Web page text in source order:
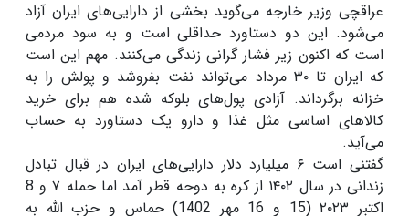
عراقچی وزیر خارجه می‌گوید بخشی از دارایی‌های ایران آزاد
می‌شود. این دو دستاورد حداقلی است و به سود مردمی
است که اکنون زیر فشار گرانی زندگی می‌کنند. مهم این است
که ایران تا ۳۰ مرداد می‌تواند نفت بفروشد و پولش را به
خزانه برگرداند. آزادی پول‌های بلوکه شده هم برای خرید
کالاهای اساسی مثل غذا و دارو یک دستاورد به حساب
می‌آید.
گفتنی است ۶ میلیارد دلار دارایی‌های ایران در قبال تبادل
زندانی در سال ۱۴۰۲ از کره به دوحه قطر آمد اما حمله ۷ و 8
اکتبر ۲۰۲۳ (15 و 16 مهر 1402) حماس و حزب الله به